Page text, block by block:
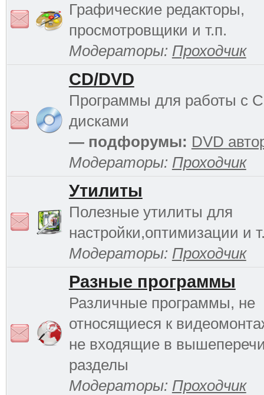
Графические редакторы,
просмотровщики и т.п.
Модераторы: Проходчик
CD/DVD
Программы для работы с
дисками
— подфорумы: DVD
Модераторы: Проходчик
Утилиты
Полезные утилиты для
настройки,оптимизации и
Модераторы: Проходчик
Разные программы
Различные программы, не
относящиеся к
не входящие в
разделы
Модераторы: Проходчик